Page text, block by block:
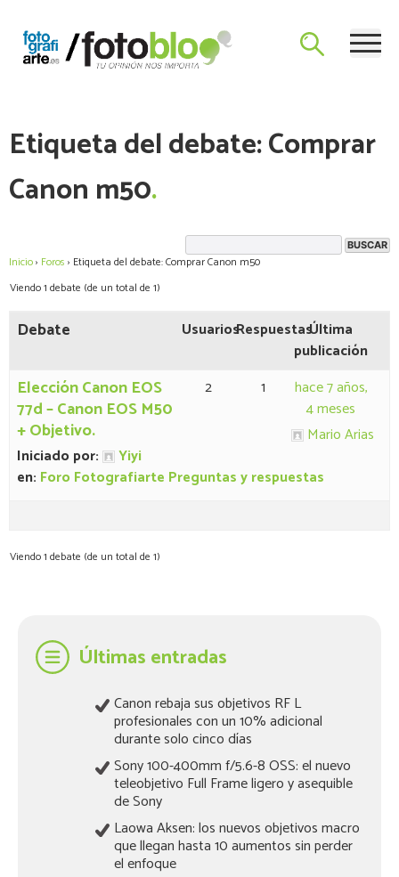
contentEl Blog de Fotografiarte
Blog de Fotografía y Vídeo con las últimas novedades y un foro
de consulta para plantear dudas a Mario Arias sobre el mundo
de la fotografía.
Etiqueta del debate: Comprar
Canon m50
Inicio› Foros › Etiqueta del debate: Comprar Canon m50
Viendo 1 debate (de un total de 1)
Debate UsuariosRespuestasÚltima
publicación
Elección Canon EOS
77d – Canon EOS M50
+ Objetivo.
Iniciado por:
Yiyi
en: Foro Fotografiarte Preguntas y respuestas
2 1
hace 7 años,
4 meses
Mario Arias
Viendo 1 debate (de un total de 1)
Últimas entradas
Canon rebaja sus objetivos RF L
profesionales con un 10% adicional
durante solo cinco días
Sony 100-400mm f/5.6-8 OSS: el nuevo
teleobjetivo Full Frame ligero y asequible
de Sony
Laowa Aksen: los nuevos objetivos macro
que llegan hasta 10 aumentos sin perder
el enfoque